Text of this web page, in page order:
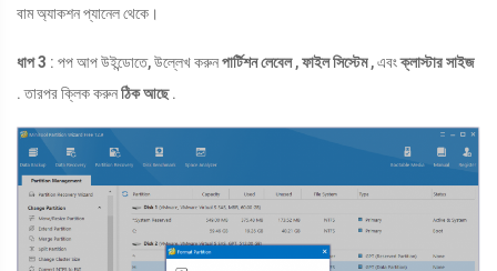
বাম অ্যাকশন প্যানেল থেকে।
ধাপ 3 : পপ আপ উইন্ডোতে, উল্লেখ করুনপার্টিশন লেবেল,ফাইল সিস্টেম, এবংক্লাস্টার সাইজ
. তারপর ক্লিক করুনঠিক আছে.